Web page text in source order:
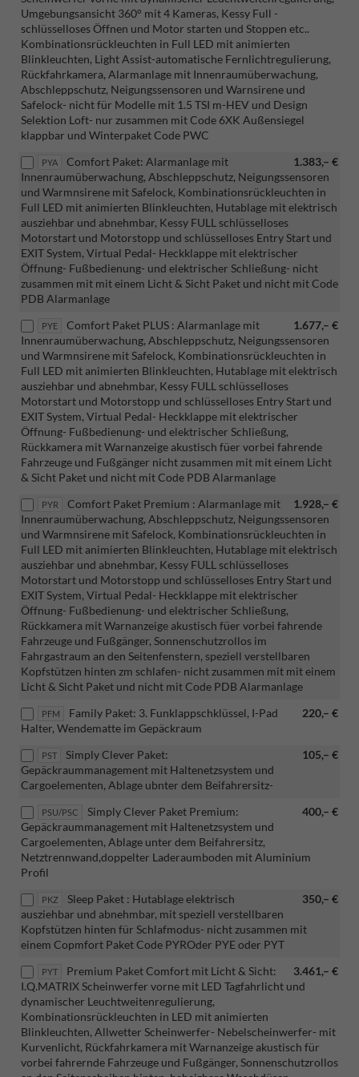
Umgebungsansicht 360° mit 4 Kameras, Kessy Full -
schlüsselloses Öffnen und Motor starten und Stoppen etc..
Kombinationsrückleuchten in Full LED mit animierten
Blinkleuchten, Light Assist-automatische Fernlichtregulierung,
Rückfahrkamera, Alarmanlage mit Innenraumüberwachung,
Abschleppschutz, Neigungssensoren und Warnsirene und
Safelock- nicht für Modelle mit 1.5 TSI m-HEV und Design
Selektion Loft- nur zusammen mit Code 6XK Außensiegel
klappbar und Winterpaket Code PWC
PYA 1.383,– €
Comfort Paket: Alarmanlage mit
Innenraumüberwachung, Abschleppschutz, Neigungssensoren
und Warmnsirene mit Safelock, Kombinationsrückleuchten in
Full LED mit animierten Blinkleuchten, Hutablage mit elektrisch
ausziehbar und abnehmbar, Kessy FULL schlüsselloses
Motorstart und Motorstopp und schlüsselloses Entry Start und
EXIT System, Virtual Pedal- Heckklappe mit elektrischer
Öffnung- Fußbedienung- und elektrischer Schließung- nicht
zusammen mit mit einem Licht & Sicht Paket und nicht mit Code
PDB Alarmanlage
PYE 1.677,– €
Comfort Paket PLUS : Alarmanlage mit
Innenraumüberwachung, Abschleppschutz, Neigungssensoren
und Warmnsirene mit Safelock, Kombinationsrückleuchten in
Full LED mit animierten Blinkleuchten, Hutablage mit elektrisch
ausziehbar und abnehmbar, Kessy FULL schlüsselloses
Motorstart und Motorstopp und schlüsselloses Entry Start und
EXIT System, Virtual Pedal- Heckklappe mit elektrischer
Öffnung- Fußbedienung- und elektrischer Schließung,
Rückkamera mit Warnanzeige akustisch füer vorbei fahrende
Fahrzeuge und Fußgänger nicht zusammen mit mit einem Licht
& Sicht Paket und nicht mit Code PDB Alarmanlage
PYR 1.928,– €
Comfort Paket Premium : Alarmanlage mit
Innenraumüberwachung, Abschleppschutz, Neigungssensoren
und Warmnsirene mit Safelock, Kombinationsrückleuchten in
Full LED mit animierten Blinkleuchten, Hutablage mit elektrisch
ausziehbar und abnehmbar, Kessy FULL schlüsselloses
Motorstart und Motorstopp und schlüsselloses Entry Start und
EXIT System, Virtual Pedal- Heckklappe mit elektrischer
Öffnung- Fußbedienung- und elektrischer Schließung,
Rückkamera mit Warnanzeige akustisch füer vorbei fahrende
Fahrzeuge und Fußgänger, Sonnenschutzrollos im
Fahrgastraum an den Seitenfenstern, speziell verstellbaren
Kopfstützen hinten zm schlafen- nicht zusammen mit mit einem
Licht & Sicht Paket und nicht mit Code PDB Alarmanlage
PFM 220,– €
Family Paket: 3. Funklappschklüssel, I-Pad
Halter, Wendematte im Gepäckraum
PST 105,– €
Simply Clever Paket:
Gepäckraummanagement mit Haltenetzsystem und
Cargoelementen, Ablage ubnter dem Beifahrersitz-
PSU/PSC 400,– €
Simply Clever Paket Premium:
Gepäckraummanagement mit Haltenetzsystem und
Cargoelementen, Ablage unter dem Beifahrersitz,
Netztrennwand,doppelter Laderaumboden mit Aluminium
Profil
PKZ 350,– €
Sleep Paket : Hutablage elektrisch
ausziehbar und abnehmbar, mit speziell verstellbaren
Kopfstützen hinten für Schlafmodus- nicht zusammen mit
einem Copmfort Paket Code PYROder PYE oder PYT
PYT 3.461,– €
Premium Paket Comfort mit Licht & Sicht:
I.Q.MATRIX Scheinwerfer vorne mit LED Tagfahrlicht und
dynamischer Leuchtweitenregulierung,
Kombinationsrückleuchten in LED mit animierten
Blinkleuchten, Allwetter Scheinwerfer- Nebelscheinwerfer- mit
Kurvenlicht, Rückfahrkamera mit Warnanzeige akustisch für
vorbei fahrernde Fahrzeuge und Fußgänger, Sonnenschutzrollos